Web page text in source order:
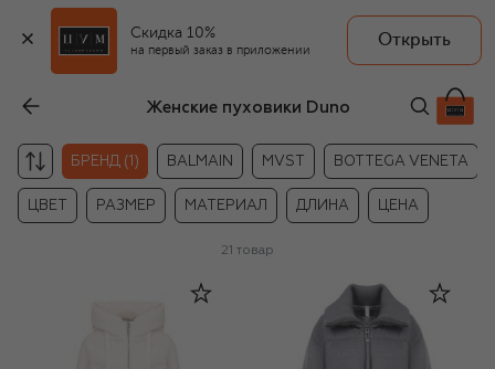
Скидка 10%
на первый заказ в приложении
Открыть
Женские пуховики Duno
БРЕНД (1) BALMAIN MVST BOTTEGA VENETA
ЦВЕТ РАЗМЕР МАТЕРИАЛ ДЛИНА ЦЕНА
21 товар